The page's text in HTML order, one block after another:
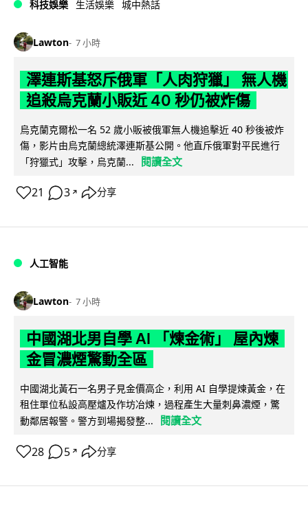
科技娛樂 生活娛樂 城中熱話
Lawton 7 小時
澤連斯基怒斥俄軍「人肉狩獵」 無人機
追殺烏克蘭小販近 40 秒仍被炸傷
烏克蘭克爾松一名 52 歲小販被俄軍無人機追擊近 40 秒後被炸
傷，影片由烏克蘭總統澤連斯基公開。他直斥俄軍對平民進行
「狩獵式」攻擊，烏克蘭...
閱讀全文
21 3 ↗ 分享
人工智能
Lawton 7 小時
中國湖北男自學 AI 「煉金術」 屋內煉
金冒濃煙驚動全區
中國湖北黃石一名男子見金價高企，利用 AI 自學提煉黃金，在
租住單位私設高壓爐及作坊冶煉，過程產生大量刺鼻濃煙，驚
動鄰居報警。警方到場揭發整...
閱讀全文
28 5 ↗ 分享